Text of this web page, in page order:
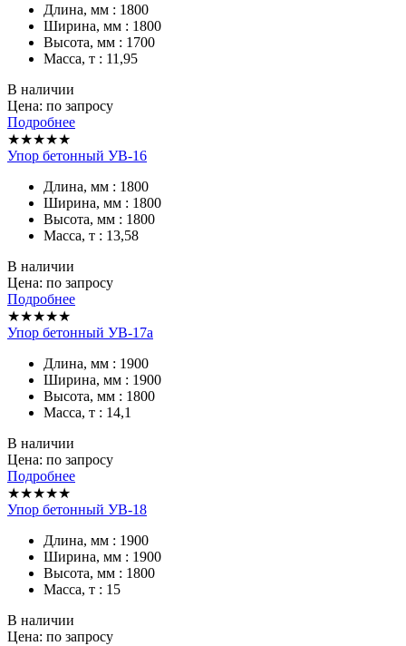
Длина, мм : 1800
Ширина, мм : 1800
Высота, мм : 1700
Масса, т : 11,95
В наличии
Цена: по запросу
Подробнее
★★★★★
Упор бетонный УВ-16
Длина, мм : 1800
Ширина, мм : 1800
Высота, мм : 1800
Масса, т : 13,58
В наличии
Цена: по запросу
Подробнее
★★★★★
Упор бетонный УВ-17а
Длина, мм : 1900
Ширина, мм : 1900
Высота, мм : 1800
Масса, т : 14,1
В наличии
Цена: по запросу
Подробнее
★★★★★
Упор бетонный УВ-18
Длина, мм : 1900
Ширина, мм : 1900
Высота, мм : 1800
Масса, т : 15
В наличии
Цена: по запросу